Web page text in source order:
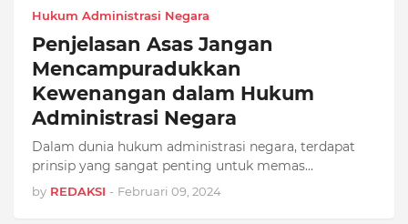
Hukum Administrasi Negara
Penjelasan Asas Jangan
Mencampuradukkan
Kewenangan dalam Hukum
Administrasi Negara
Dalam dunia hukum administrasi negara, terdapat
prinsip yang sangat penting untuk memas…
by REDAKSI - Februari 09, 2024